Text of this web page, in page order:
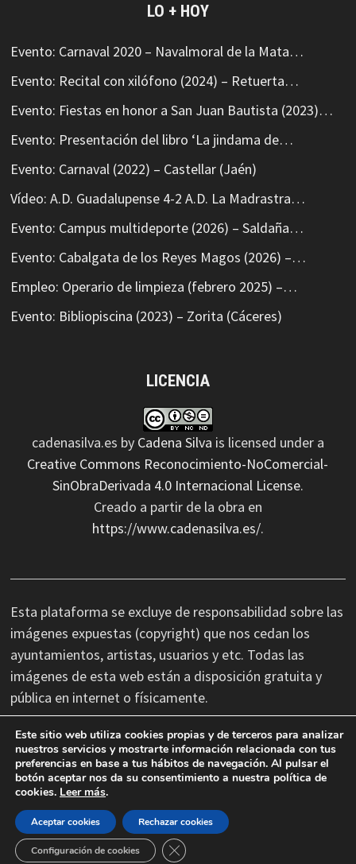
LO + HOY
Evento: Carnaval 2020 – Navalmoral de la Mata…
Evento: Recital con xilófono (2024) – Retuerta…
Evento: Fiestas en honor a San Juan Bautista (2023)…
Evento: Presentación del libro ‘La jindama de…
Evento: Carnaval (2022) – Castellar (Jaén)
Vídeo: A.D. Guadalupense 4-2 A.D. La Madrastra…
Evento: Campus multideporte (2026) – Saldaña…
Evento: Cabalgata de los Reyes Magos (2026) –…
Empleo: Operario de limpieza (febrero 2025) –…
Evento: Bibliopiscina (2023) – Zorita (Cáceres)
LICENCIA
cadenasilva.es by Cadena Silva is licensed under a
Creative Commons Reconocimiento-NoComercial-
SinObraDerivada 4.0 Internacional License.
Creado a partir de la obra en
https://www.cadenasilva.es/.
Esta plataforma se excluye de responsabilidad sobre las
imágenes expuestas (copyright) que nos cedan los
ayuntamientos, artistas, usuarios y etc. Todas las
imágenes de esta web están a disposición gratuita y
pública en internet o físicamente.
No nos hacemos responsables de las erratas
tipográficas, así como cambios de última hora que se
produzcan en la información facilitada por terceros.
Copyright © 2026 Cadena Silva.
Este sitio web utiliza cookies propias y de terceros para analizar
nuestros servicios y mostrarte información relacionada con tus
preferencias en base a tus hábitos de navegación. Al pulsar el
botón aceptar nos da su consentimiento a nuestra política de
cookies. Leer más.
Aceptar cookies Rechazar cookies
Configuración de cookies CERRAR EL BANNER DE